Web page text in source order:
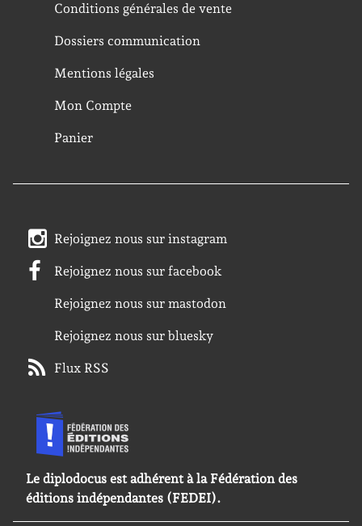
Conditions générales de vente
Dossiers communication
Mentions légales
Mon Compte
Panier
Rejoignez nous sur instagram
Rejoignez nous sur facebook
Rejoignez nous sur mastodon
Rejoignez nous sur bluesky
Flux RSS
Le diplodocus est adhérent à la Fédération des
éditions indépendantes (FEDEI).